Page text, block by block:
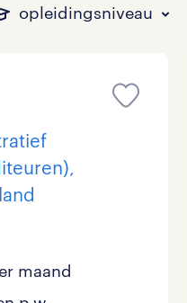
opleidingsniveau
vakgebied
0
zoek je
0
0
per week
maand